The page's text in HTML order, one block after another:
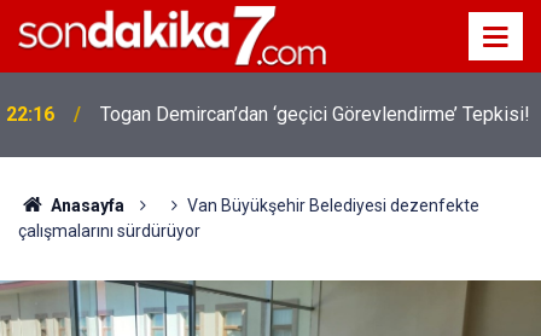
22:16 Togan Demircan’dan ‘geçici Görevlendirme’ Tepkisi!
Anasayfa
Van Büyükşehir Belediyesi dezenfekte
çalışmalarını sürdürüyor